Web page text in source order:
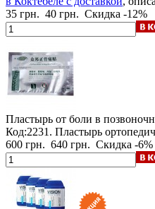
35 грн. 40 грн. Скидка -12%
Пластырь от боли в
Код:2231. Пластырь
600 грн. 640 грн. Скидка -6%